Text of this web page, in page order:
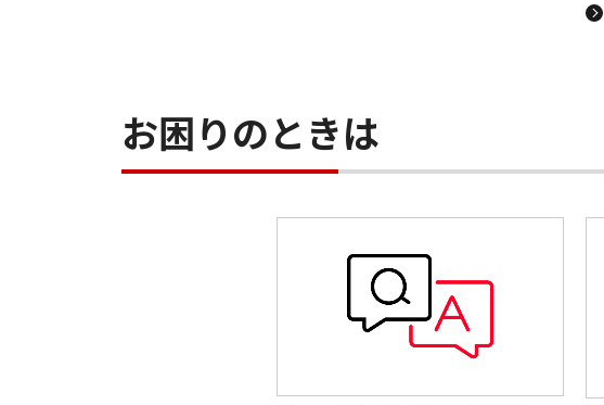
お困りのときは